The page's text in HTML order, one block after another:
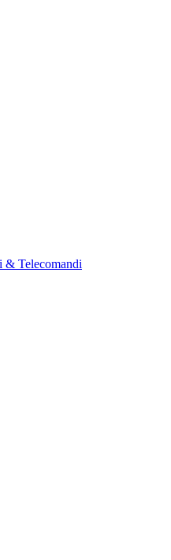
& Telecomandi